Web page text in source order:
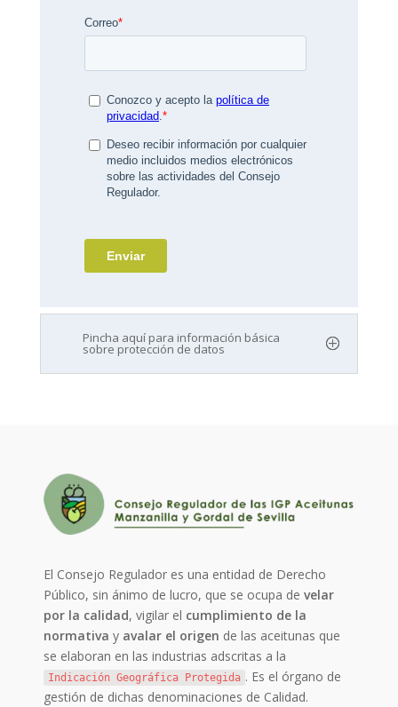
Pincha aquí para información básica
sobre protección de datos
El Consejo Regulador es una entidad de Derecho
Público, sin ánimo de lucro, que se ocupa develar
por la calidad, vigilar el cumplimiento de la
normativa y avalar el origen de las aceitunas que
se elaboran en las industrias adscritas a la
Indicación Geográfica Protegida . Es el órgano de
gestión de dichas denominaciones de Calidad.